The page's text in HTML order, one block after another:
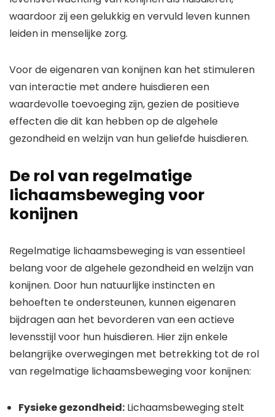
waardoor zij een gelukkig en vervuld leven kunnen
leiden in menselijke zorg.
Voor de eigenaren van konijnen kan het stimuleren
van interactie met andere huisdieren een
waardevolle toevoeging zijn, gezien de positieve
effecten die dit kan hebben op de algehele
gezondheid en welzijn van hun geliefde huisdieren.
De rol van regelmatige
lichaamsbeweging voor
konijnen
Regelmatige lichaamsbeweging is van essentieel
belang voor de algehele gezondheid en welzijn van
konijnen. Door hun natuurlijke instincten en
behoeften te ondersteunen, kunnen eigenaren
bijdragen aan het bevorderen van een actieve
levensstijl voor hun huisdieren. Hier zijn enkele
belangrijke overwegingen met betrekking tot de rol
van regelmatige lichaamsbeweging voor konijnen:
Fysieke gezondheid: Lichaamsbeweging stelt